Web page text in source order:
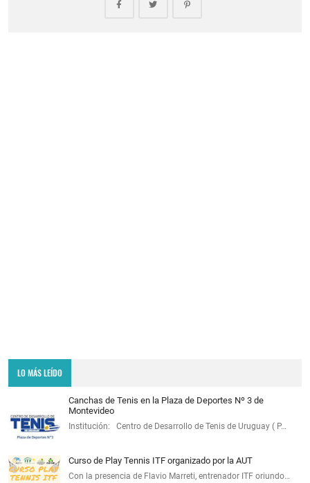
LO MÁS LEÍDO
Canchas de Tenis en la Plaza de Deportes Nº 3 de
Montevideo
Institución: Centro de Desarrollo de Tenis de Uruguay ( P…
Curso de Play Tennis ITF organizado por la AUT
Con la presencia de Flavio Marreti, entrenador ITF oriundo…